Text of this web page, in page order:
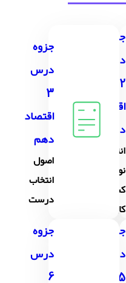
جزوه
درس
2
اقتصاد
دهم
انتخاب
نوع
کسب و
کار
جزوه
درس
3
اقتصاد
دهم
اصول
انتخاب
درست
جزوه
درس
5
جزوه
درس
6